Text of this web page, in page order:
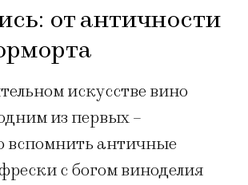
от античности
искусстве вино
из первых –
вспомнить античные
с богом виноделия